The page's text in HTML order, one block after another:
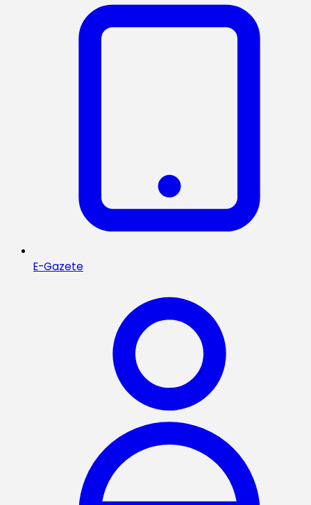
E-Gazete